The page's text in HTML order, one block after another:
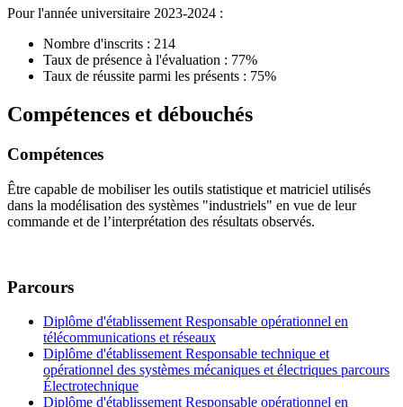
Pour l'année universitaire 2023-2024 :
Nombre d'inscrits : 214
Taux de présence à l'évaluation : 77%
Taux de réussite parmi les présents : 75%
Compétences et débouchés
Compétences
Être capable de mobiliser les outils statistique et matriciel utilisés
dans la modélisation des systèmes "industriels" en vue de leur
commande et de l’interprétation des résultats observés.
Parcours
Diplôme d'établissement Responsable opérationnel en
télécommunications et réseaux
Diplôme d'établissement Responsable technique et
opérationnel des systèmes mécaniques et électriques parcours
Électrotechnique
Diplôme d'établissement Responsable opérationnel en